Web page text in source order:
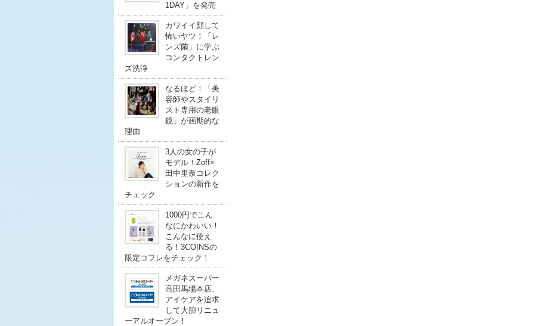
1DAY」を発売
カワイイ顔して
怖いヤツ！「レ
ンズ菌」に学ぶ
コンタクトレン
ズ洗浄
なるほど！「美
容師やスタイリ
スト専用の老眼
鏡」が画期的な
理由
3人の女の子が
モデル！Zoff×
田中里奈コレク
ションの新作を
チェック
1000円でこん
なにかわいい！
こんなに使え
る！3COINSの
限定コフレをチェック！
メガネスーパー
高田馬場本店、
アイケアを追求
して大胆リニュ
ーアルオープン！